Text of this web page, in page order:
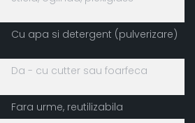
Cu apa si detergent (pulverizare)
Da - cu cutter sau foarfeca
Fara urme, reutilizabila